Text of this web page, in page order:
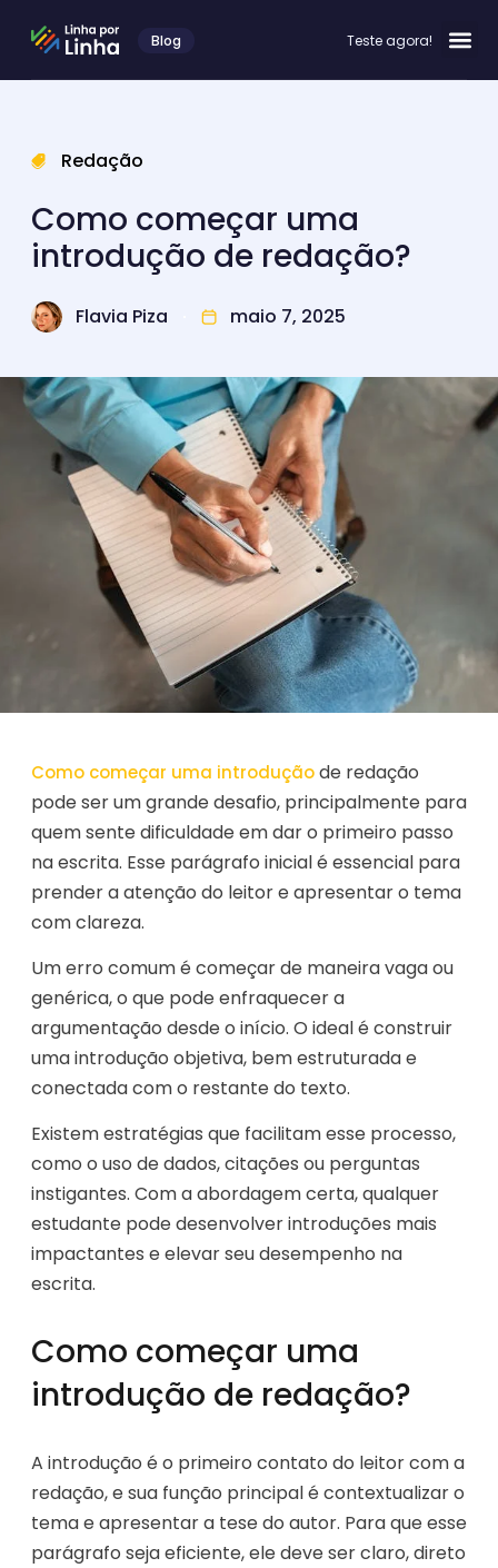
Blog Teste agora!
Redação
Como começar uma
introdução de redação?
Flavia Piza maio 7, 2025
Como começar uma introduçãode redação
pode ser um grande desafio, principalmente para
quem sente dificuldade em dar o primeiro passo
na escrita. Esse parágrafo inicial é essencial para
prender a atenção do leitor e apresentar o tema
com clareza.
Um erro comum é começar de maneira vaga ou
genérica, o que pode enfraquecer a
argumentação desde o início. O ideal é construir
uma introdução objetiva, bem estruturada e
conectada com o restante do texto.
Existem estratégias que facilitam esse processo,
como o uso de dados, citações ou perguntas
instigantes. Com a abordagem certa, qualquer
estudante pode desenvolver introduções mais
impactantes e elevar seu desempenho na
escrita.
Como começar uma
introdução de redação?
A introdução é o primeiro contato do leitor com a
redação, e sua função principal é contextualizar o
tema e apresentar a tese do autor. Para que esse
parágrafo seja eficiente, ele deve ser claro, direto